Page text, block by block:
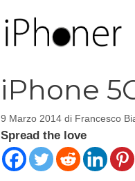
iPhone
9 Marzo 2014 di Francesco
Spread the love